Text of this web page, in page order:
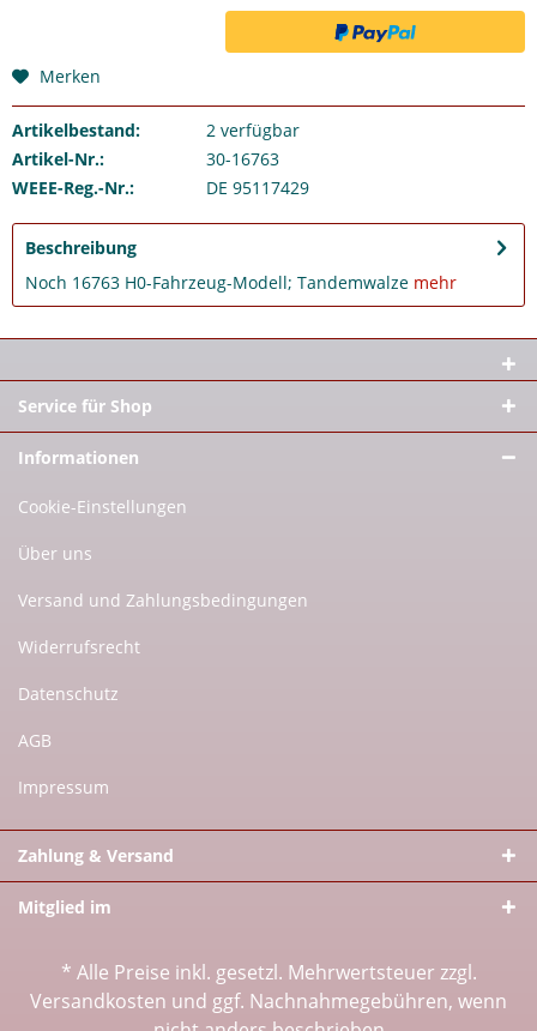
Merken
Artikelbestand: 2verfügbar
Artikel-Nr.:
30-16763
WEEE-Reg.-Nr.:
DE 95117429
Beschreibung
Noch 16763 H0-Fahrzeug-Modell; Tandemwalze mehr
Service für Shop
Informationen
Cookie-Einstellungen
Über uns
Versand und Zahlungsbedingungen
Widerrufsrecht
Datenschutz
AGB
Impressum
Zahlung & Versand
Mitglied im
* Alle Preise inkl. gesetzl. Mehrwertsteuer zzgl.
Versandkosten und ggf. Nachnahmegebühren, wenn